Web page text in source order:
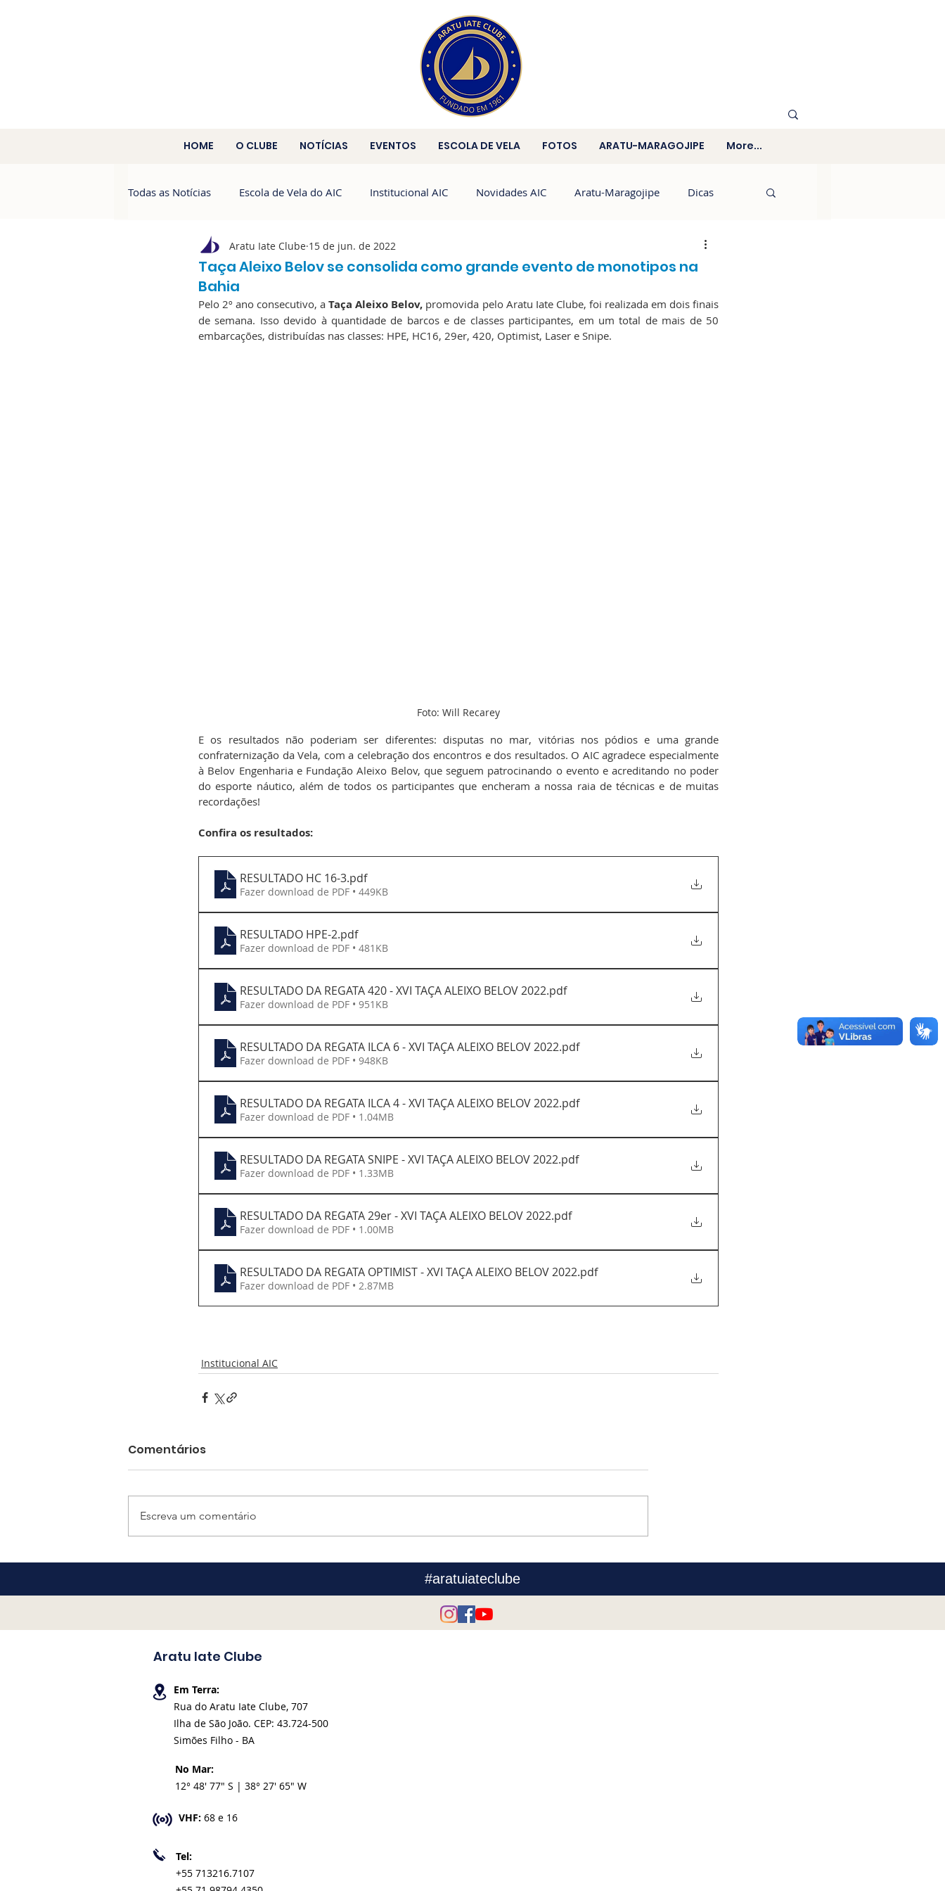
HOME O CLUBE NOTÍCIAS EVENTOS ESCOLA DE VELA FOTOS ARATU-MARAGOJIPE More...
Todas as Notícias Escola de Vela do AIC Institucional AIC Novidades AIC Aratu-Maragojipe Dicas
Aratu 60 Anos Campeonato Brasileiro de HPE25
Taça Aleixo Belov se consolida como grande evento de monotipos na
Bahia
Aratu Iate Clube 15 de jun. de 2022
Pelo 2º ano consecutivo, a Taça Aleixo Belov, promovida pelo Aratu Iate Clube, foi realizada em dois finais
de semana. Isso devido à quantidade de barcos e de classes participantes, em um total de mais de 50
embarcações, distribuídas nas classes: HPE, HC16, 29er, 420, Optimist, Laser e Snipe.
Foto: Will Recarey
E os resultados não poderiam ser diferentes: disputas no mar, vitórias nos pódios e uma grande
confraternização da Vela, com a celebração dos encontros e dos resultados. O AIC agradece especialmente
à Belov Engenharia e Fundação Aleixo Belov, que seguem patrocinando o evento e acreditando no poder
do esporte náutico, além de todos os participantes que encheram a nossa raia de técnicas e de muitas
recordações!
Confira os resultados:
RESULTADO HC 16-3.pdf
Fazer download de PDF • 449KB
RESULTADO HPE-2.pdf
Fazer download de PDF • 481KB
RESULTADO DA REGATA 420 - XVI TAÇA ALEIXO BELOV 2022.pdf
Fazer download de PDF • 951KB
RESULTADO DA REGATA ILCA 6 - XVI TAÇA ALEIXO BELOV 2022.pdf
Fazer download de PDF • 948KB
RESULTADO DA REGATA ILCA 4 - XVI TAÇA ALEIXO BELOV 2022.pdf
Fazer download de PDF • 1.04MB
RESULTADO DA REGATA SNIPE - XVI TAÇA ALEIXO BELOV 2022.pdf
Fazer download de PDF • 1.33MB
RESULTADO DA REGATA 29er - XVI TAÇA ALEIXO BELOV 2022.pdf
Fazer download de PDF • 1.00MB
RESULTADO DA REGATA OPTIMIST - XVI TAÇA ALEIXO BELOV 2022.pdf
Fazer download de PDF • 2.87MB
Institucional AIC
Comentários
Escreva um comentário
#aratuiateclube
Aratu Iate Clube
Em Terra:
Rua do Aratu Iate Clube, 707
Ilha de São João. CEP: 43.724-500
Simões Filho - BA
No Mar:
12° 48' 77" S | 38° 27' 65" W
VHF: 68 e 16
Tel:
+55 713216.7107